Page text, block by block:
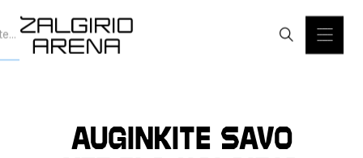
Auginkite savo